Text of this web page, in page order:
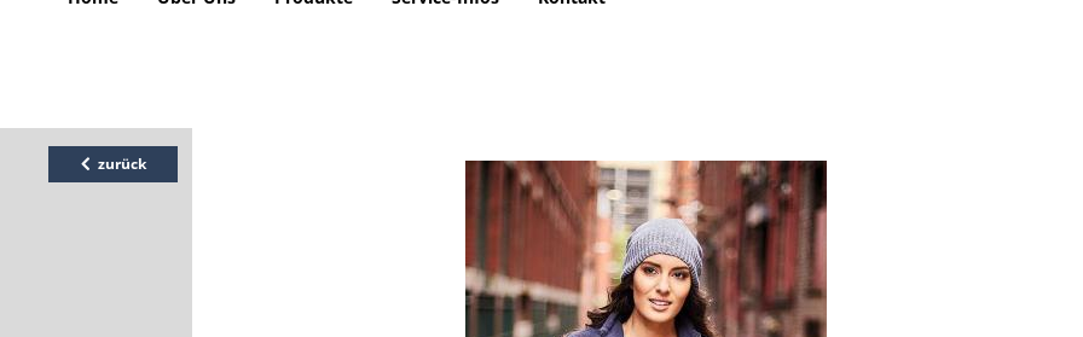
zurück